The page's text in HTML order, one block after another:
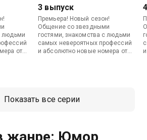
людьми
от
3 выпуск
Премьера! Новый сезон!
Общение со звездными
гостями, знакомства с людьми
самых невероятных профессий
и абсолютно новые номера от
Показать все серии